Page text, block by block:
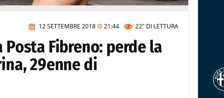
12 SETTEMBRE 2018 21:44 22" DI LETTURA
Fibreno: perde la
29enne di